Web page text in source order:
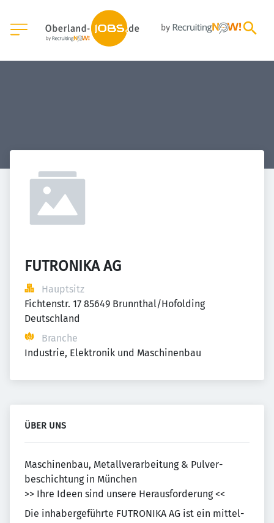
FUTRONIKA AG
Hauptsitz
Fichtenstr. 17 85649 Brunnthal/Hofolding
Deutschland
Branche
Industrie, Elektronik und Maschinenbau
ÜBER UNS
Maschinenbau, Metall­ver­ar­bei­tung & Pulver­
beschich­tung in München
>> Ihre Ideen sind un­sere Heraus­forderung <<
Die inhaber­geführte FUTRONIKA AG ist ein mittel­